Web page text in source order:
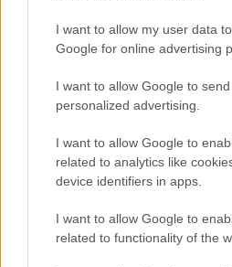
I want to allow my user data
Google for online advertising
I want to allow Google to
personalized advertising.
I want to allow Google to
related to analytics like
device identifiers in apps.
I want to allow Google to
related to functionality of the
εξασφάλισε μεγαλύτερη
ενημέρωση και
νέα νομοθεσία ως ένα
καλύτερη προστασία των
επιβατών, απόλυτα αναγκαίο
δεσμεύσεις του Ευρωπαϊκού
απέναντι στους Ευρωπαίους